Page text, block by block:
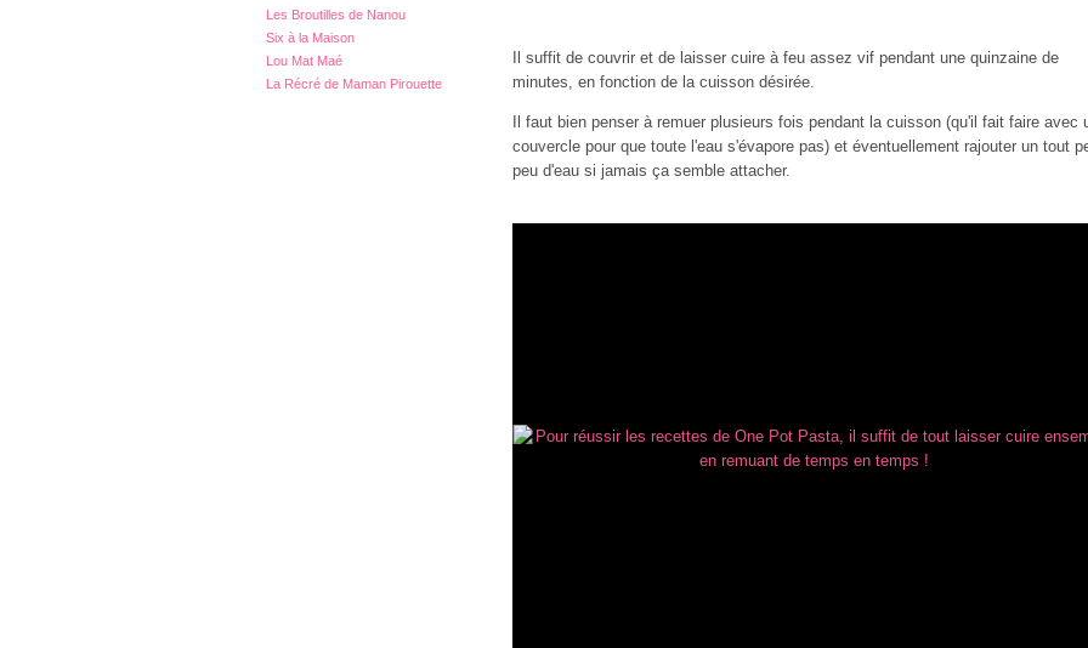
Les Broutilles de Nanou
Six à la Maison
Lou Mat Maé
La Récré de Maman Pirouette
Il suffit de couvrir et de laisser cuire à feu assez vif pendant une quinzaine de
minutes, en fonction de la cuisson désirée.
Il faut bien penser à remuer plusieurs fois pendant la cuisson (qu'il fait faire avec
couvercle pour que toute l'eau s'évapore pas) et éventuellement rajouter un tout
peu d'eau si jamais ça semble attacher.